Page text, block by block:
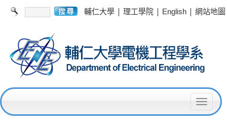
輔仁大學 | 理工學院 | English | 網站地圖
T